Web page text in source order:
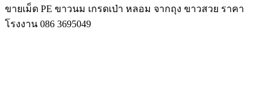
ขายเม็ด PE ขาวนม เกรดเป่า หลอม จากถุง ขาวสวย ราคา
โรงงาน 086 3695049